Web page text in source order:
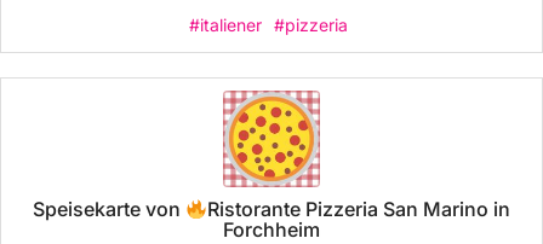
#italiener #pizzeria
Speisekarte von
Ristorante Pizzeria San Marino in
Forchheim